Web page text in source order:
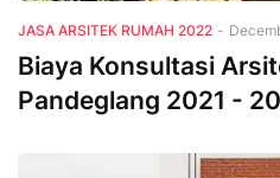
JASA ARSITEK RUMAH 2022 -
Biaya Konsultasi
Pandeglang 2021 -